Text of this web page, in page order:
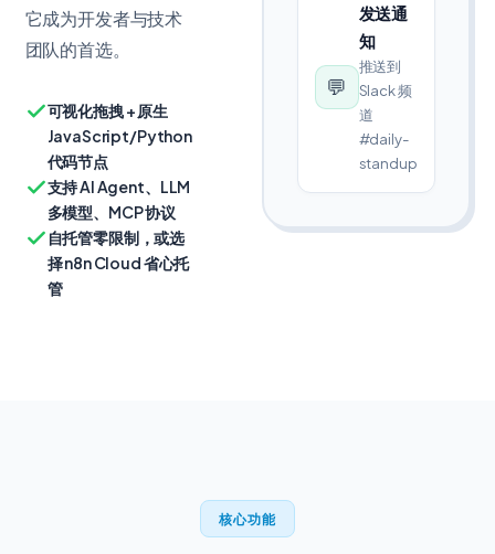
它成为开发者与技术
团队的首选。
可视化拖拽 + 原生
JavaScript/Python
代码节点
支持 AI Agent、LLM
多模型、MCP 协议
自托管零限制，或选
择 n8n Cloud 省心托
管
💬
发送通
知
推送到
Slack 频
道
#daily-
standup
核心功能